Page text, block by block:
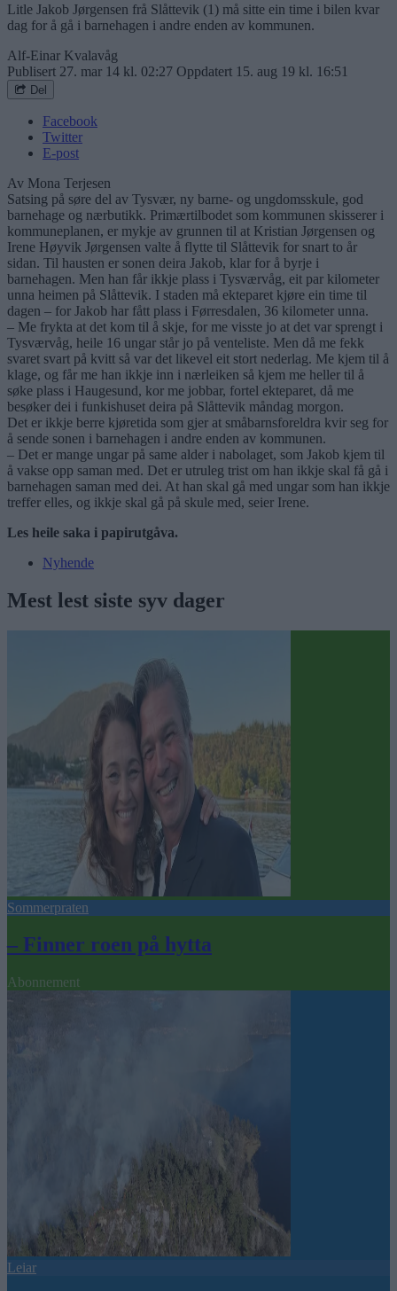
Litle Jakob Jørgensen frå Slåttevik (1) må sitte ein time i bilen kvar
dag for å gå i barnehagen i andre enden av kommunen.
Alf-Einar Kvalavåg
Publisert 27. mar 14 kl. 02:27 Oppdatert 15. aug 19 kl. 16:51
Del
Facebook
Twitter
E-post
Av Mona Terjesen
Satsing på søre del av Tysvær, ny barne- og ungdomsskule, god
barnehage og nærbutikk. Primærtilbodet som kommunen skisserer i
kommuneplanen, er mykje av grunnen til at Kristian Jørgensen og
Irene Høyvik Jørgensen valte å flytte til Slåttevik for snart to år
sidan. Til hausten er sonen deira Jakob, klar for å byrje i
barnehagen. Men han får ikkje plass i Tysværvåg, eit par kilometer
unna heimen på Slåttevik. I staden må ekteparet kjøre ein time til
dagen – for Jakob har fått plass i Førresdalen, 36 kilometer unna.
– Me frykta at det kom til å skje, for me visste jo at det var sprengt i
Tysværvåg, heile 16 ungar står jo på venteliste. Men då me fekk
svaret svart på kvitt så var det likevel eit stort nederlag. Me kjem til å
klage, og får me han ikkje inn i nærleiken så kjem me heller til å
søke plass i Haugesund, kor me jobbar, fortel ekteparet, då me
besøker dei i funkishuset deira på Slåttevik måndag morgon.
Det er ikkje berre kjøretida som gjer at småbarnsforeldra kvir seg for
å sende sonen i barnehagen i andre enden av kommunen.
– Det er mange ungar på same alder i nabolaget, som Jakob kjem til
å vakse opp saman med. Det er utruleg trist om han ikkje skal få gå i
barnehagen saman med dei. At han skal gå med ungar som han ikkje
treffer elles, og ikkje skal gå på skule med, seier Irene.
Les heile saka i papirutgåva.
Nyhende
Mest lest siste syv dager
Sommerpraten
– Finner roen på hytta
Abonnement
Leiar